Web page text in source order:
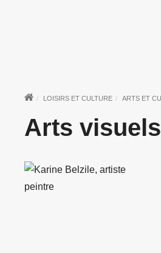
LOISIRS ET CULTURE ARTS ET
Arts